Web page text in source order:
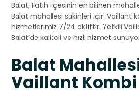
Balat, Fatih ilçesinin en bilinen
Balat mahallesi sakinleri için Vaillant
hizmetlerimiz 7/24 aktiftir. Yetkili
Balat’de kaliteli ve hızlı hizmet
Balat
Vaillant Kombi